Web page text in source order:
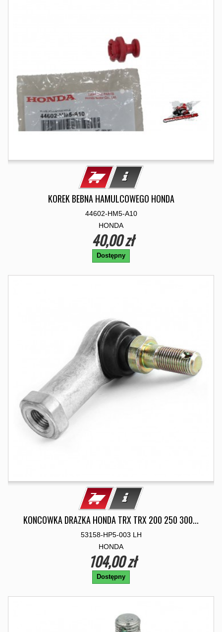
KOREK BEBNA HAMULCOWEGO HONDA
44602-HM5-A10
HONDA
40,00 zł
Dostępny
KONCOWKA DRAZKA HONDA TRX TRX 200 250 300...
53158-HP5-003 LH
HONDA
104,00 zł
Dostępny